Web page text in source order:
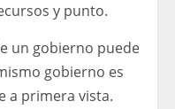
y punto.
un gobierno puede
gobierno es
a primera vista.